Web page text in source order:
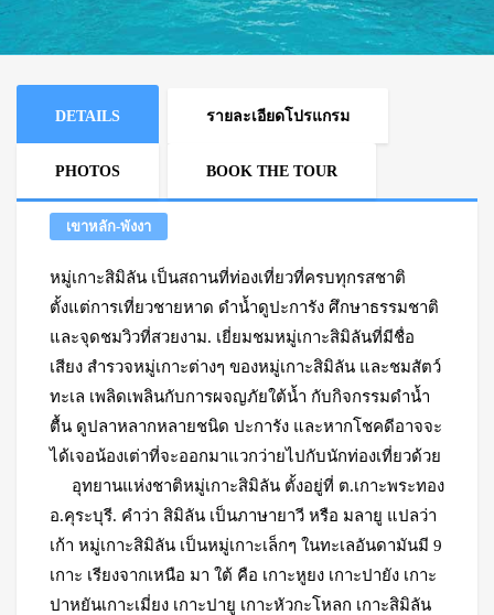
DETAILS รายละเอียดโปรแกรม
PHOTOS BOOK THE TOUR
เขาหลัก-พังงา
หมู่เกาะสิมิลัน เป็นสถานที่ท่องเที่ยวที่ครบทุกรสชาติ
ตั้งแต่การเที่ยวชายหาด ดำน้ำดูปะการัง ศึกษาธรรมชาติ
และจุดชมวิวที่สวยงาม. เยี่ยมชมหมู่เกาะสิมิลันที่มีชื่อ
เสียง สำรวจหมู่เกาะต่างๆ ของหมู่เกาะสิมิลัน และชมสัตว์
ทะเล เพลิดเพลินกับการผจญภัยใต้น้ำ กับกิจกรรมดำน้ำ
ตื้น ดูปลาหลากหลายชนิด ปะการัง และหากโชคดีอาจจะ
ได้เจอน้องเต่าที่จะออกมาแวกว่ายไปกับนักท่องเที่ยวด้วย
อุทยานแห่งชาติหมู่เกาะสิมิลัน ตั้งอยู่ที่ ต.เกาะพระทอง
อ.คุระบุรี. คำว่า สิมิลัน เป็นภาษายาวี หรือ มลายู แปลว่า
เก้า หมู่เกาะสิมิลัน เป็นหมู่เกาะเล็กๆ ในทะเลอันดามันมี 9
เกาะ เรียงจากเหนือ มา ใต้ คือ เกาะหูยง เกาะปายัง เกาะ
ปาหยันเกาะเมี่ยง เกาะปายู เกาะหัวกะโหลก เกาะสิมิลัน